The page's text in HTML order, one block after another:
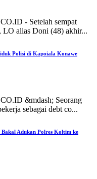
- Setelah sempat
LO alias Doni (48) akhir...
Polisi di Kapoiala Konawe
&mdash; Seorang
sebagai debt co...
Adukan Polres Koltim ke